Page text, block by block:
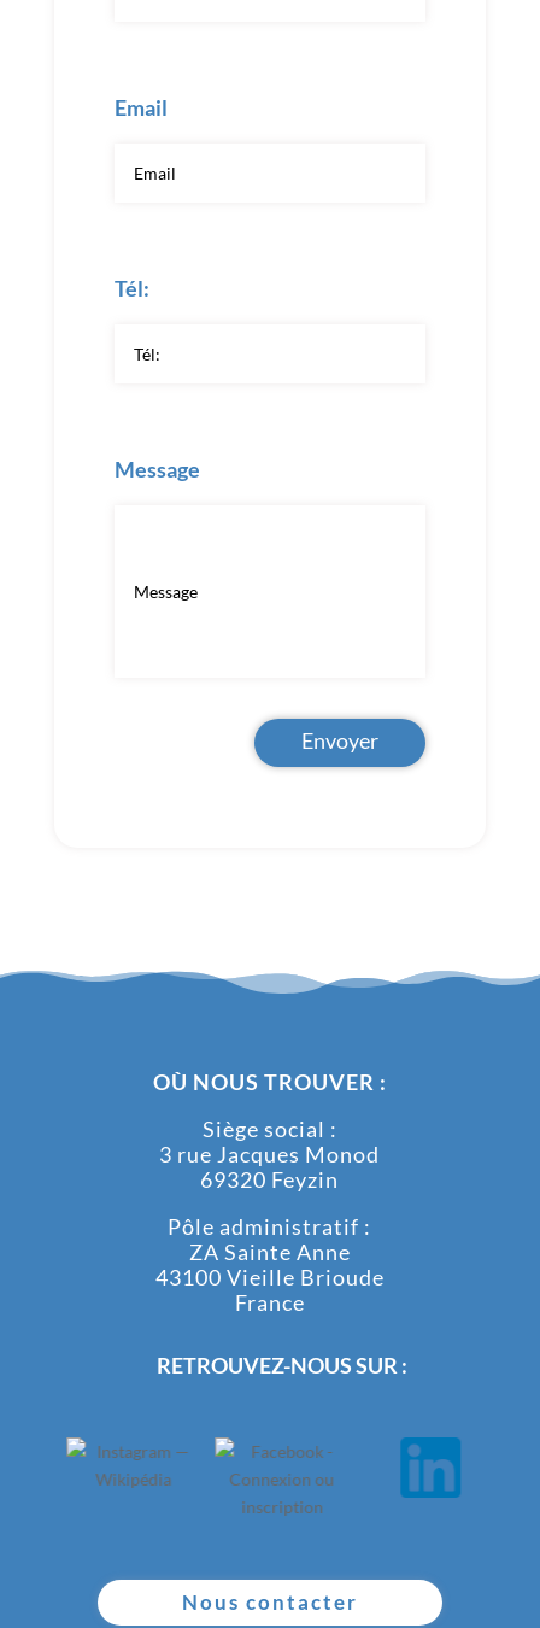
Email
Tél:
Message
Envoyer
OÙ NOUS TROUVER :
Siège social :
3 rue Jacques Monod
69320 Feyzin
Pôle administratif :
ZA Sainte Anne
43100 Vieille Brioude
France
RETROUVEZ-NOUS SUR :
Nous contacter